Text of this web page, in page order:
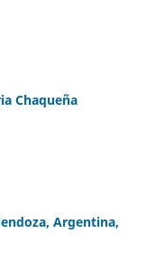
Chaqueña
Argentina,